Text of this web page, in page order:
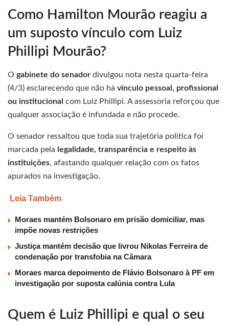
Como Hamilton Mourão reagiu a
um suposto vínculo com Luiz
Phillipi Mourão?
O gabinete do senador divulgou nota nesta quarta-feira
(4/3) esclarecendo que não há vínculo pessoal, profissional
ou institucional com Luiz Phillipi. A assessoria reforçou que
qualquer associação é infundada e não procede.
O senador ressaltou que toda sua trajetória política foi
marcada pela legalidade, transparência e respeito às
instituições, afastando qualquer relação com os fatos
apurados na investigação.
Leia Também
Moraes mantém Bolsonaro em prisão domiciliar, mas
impõe novas restrições
Justiça mantém decisão que livrou Nikolas Ferreira de
condenação por transfobia na Câmara
Moraes marca depoimento de Flávio Bolsonaro à PF em
investigação por suposta calúnia contra Lula
Quem é Luiz Phillipi e qual o seu